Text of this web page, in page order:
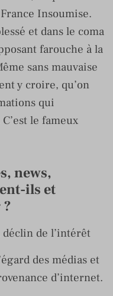
Insoumise.
et dans le coma
farouche à la
sans mauvaise
y croire, qu’on
qui
le fameux
news,
ils et
de l’intérêt
des médias et
d’internet.